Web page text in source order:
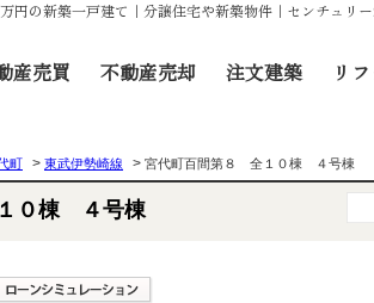
の新築一戸建て｜分譲住宅や新築物件｜センチュリ
産売買 不動産売却 注文建築 リ
町 > 東武伊勢崎線 > 宮代町百間第８ 全１０棟 ４号棟
０棟 ４号棟